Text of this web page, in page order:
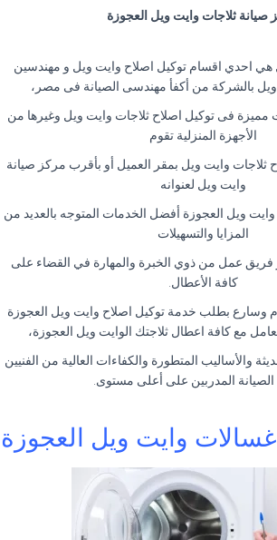
صيانة ثلاجات وايت ويل العجوزة
هي احدي اقسام توكيل اصلاح وايت ويل و مهندسين
ويل بالشركة من أكفأ مهندسى الصيانة فى مصر،
مميزة فى توكيل اصلاح ثلاجات وايت ويل وغيرها من
الأجهزة المنزلية تقوم
ثلاجات وايت ويل بمقر العميل أو بأقرب مركز صيانة
وايت ويل لعنوانه
ويل العجوزة أفضل الخدمات المتوجه بالعديد من
المزايا والتسهيلات
فريق عمل من ذوي الخبرة والمهارة في القضاء على
كافة الأعطال.
وسارع بطلب خدمة توكيل اصلاح وايت ويل العجوزة
مع كافة اعطال ثلاجتك الوايت ويل العجوزة،
والأساليب المتطورة والكفاءات العالية من الفنيين
الصيانة المدربين على أعلى مستوى.
وايت ويل العجوزة